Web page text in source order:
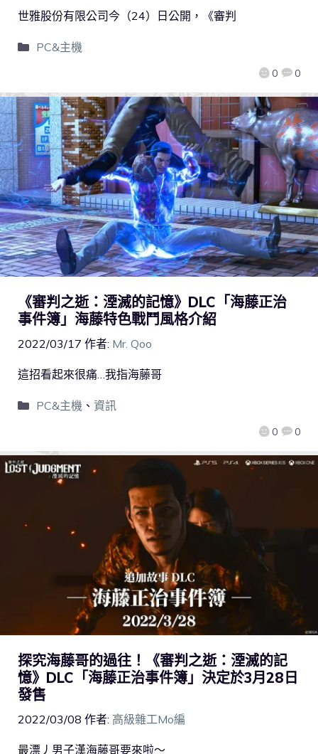
0 0
世雅股份有限公司今（24）日公開，《審判
PC&主機
《審判之逝：湮滅的記憶》DLC「海藤正治
事件簿」海藤特色戰鬥風格介紹
2022/03/17 作者: Mr. Qoo
0 0
這招看起來很痛…我指海藤哥
PC&主機、 資訊
探究海藤哥的過往！《審判之逝：湮滅的記
憶》DLC「海藤正治事件簿」決定於3月28日
發售
2022/03/08 作者: 高級雜工Mo編
最漂丿男子漢海藤哥要來啦～